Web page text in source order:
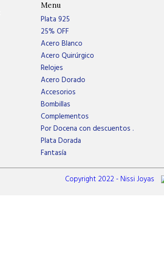
Menu
Plata 925
25% OFF
Acero Blanco
Acero Quirúrgico
Relojes
Acero Dorado
Accesorios
Bombillas
Complementos
Por Docena con descuentos .
Plata Dorada
Fantasía
Copyright 2022 - Nissi Joyas